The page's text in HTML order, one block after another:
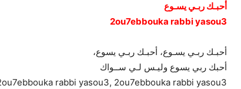
أحبـك ربـي يسـوع
2ou7ebbouka rabbi yasou3
أحبـك ربـي يسـوع، أحبـك ربـي يسوع،
أحبك ربي يسوع وليـس لـي ســواك
rabbi yasou3, 2ou7ebbouka rabbi yasou3,